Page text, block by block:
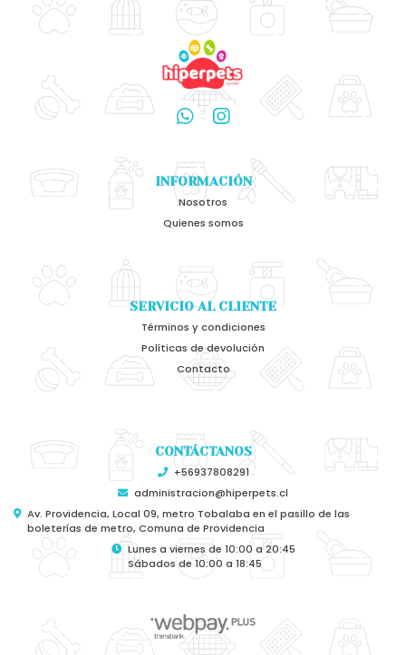
INFORMACIÓN
Nosotros
Quienes somos
SERVICIO AL CLIENTE
Términos y condiciones
Políticas de devolución
Contacto
CONTÁCTANOS
+56937808291
administracion@hiperpets.cl
Av. Providencia, Local 09, metro Tobalaba en el pasillo de las
boleterías de metro, Comuna de Providencia
Lunes a viernes de 10:00 a 20:45
Sábados de 10:00 a 18:45